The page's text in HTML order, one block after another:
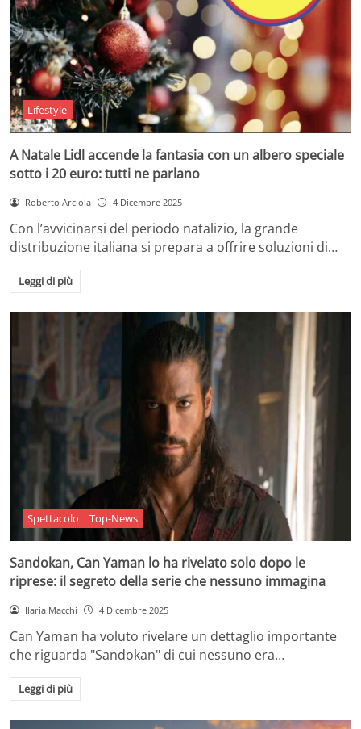
Lifestyle
A Natale Lidl accende la fantasia con un albero speciale
sotto i 20 euro: tutti ne parlano
Roberto Arciola 4 Dicembre 2025
Con l’avvicinarsi del periodo natalizio, la grande
distribuzione italiana si prepara a offrire soluzioni di…
Leggi di più
Spettacolo Top-News
Sandokan, Can Yaman lo ha rivelato solo dopo le
riprese: il segreto della serie che nessuno immagina
Ilaria Macchi 4 Dicembre 2025
Can Yaman ha voluto rivelare un dettaglio importante
che riguarda "Sandokan" di cui nessuno era…
Leggi di più